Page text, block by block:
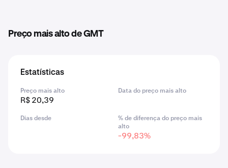
Preço mais alto de GMT
Estatísticas
Preço mais alto
R$ 20,39
Data do preço mais alto
Dias desde
% de diferença do preço mais
alto
-99,83%